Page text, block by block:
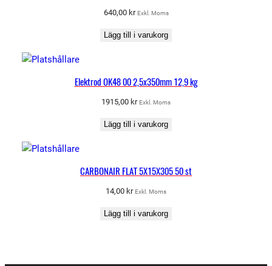
n
640,00 kr Exkl. Moms
Lägg till i varukorg
Elektrod OK48 00 2,5x350mm 12,9 kg
1915,00 kr Exkl. Moms
Lägg till i varukorg
CARBONAIR FLAT 5X15X305 50 st
14,00 kr Exkl. Moms
Lägg till i varukorg